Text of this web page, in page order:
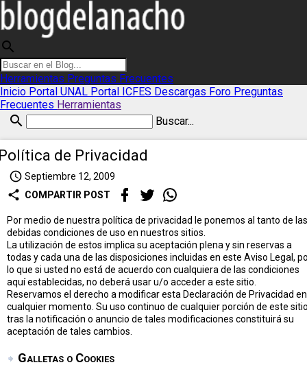
search
Herramientas Preguntas Frecuentes
Inicio Portal UNAL Portal ICFES Descargas Foro Preguntas
Frecuentes Herramientas
search Buscar...
de Privacidad
access_time Septiembre 12, 2009
share COMPARTIR POST
Por medio de nuestra política de privacidad le ponemos al tanto de las
debidas condiciones de uso en nuestros sitios.
La utilización de estos implica su aceptación plena y sin reservas a
todas y cada una de las disposiciones incluidas en este Aviso Legal,
lo que si usted no está de acuerdo con cualquiera de las condiciones
aquí establecidas, no deberá usar u/o acceder a este sitio.
Reservamos el derecho a modificar esta Declaración de Privacidad en
cualquier momento. Su uso continuo de cualquier porción de este
tras la notificación o anuncio de tales modificaciones constituirá su
aceptación de tales cambios.
Galletas o Cookies